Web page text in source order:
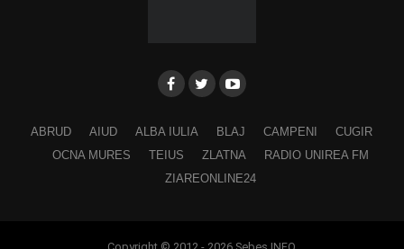
ABRUD AIUD ALBA IULIA BLAJ CAMPENI
CUGIR
OCNA MURES
TEIUS ZLATNA
RADIO UNIREA FM
ZIAREONLINE24